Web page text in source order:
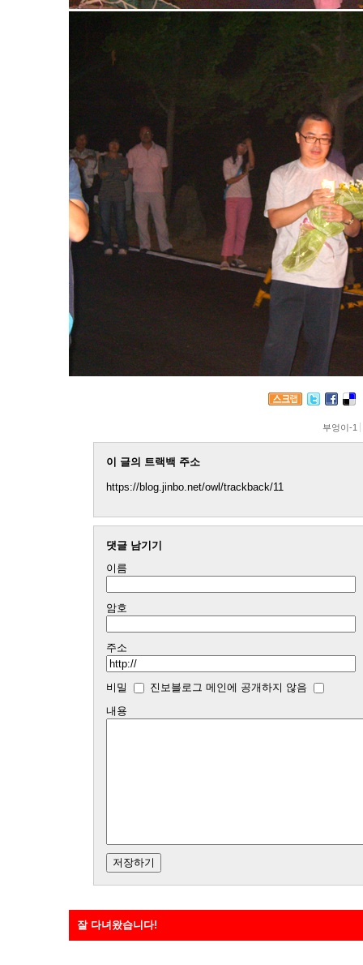
부엉이-1
이 글의 트랙백 주소
https://blog.jinbo.net/owl/trackback/11
댓글 남기기
이름
암호
주소
비밀
진보블로그 메인에 공개하지 않음
내용
잘 다녀왔습니다!